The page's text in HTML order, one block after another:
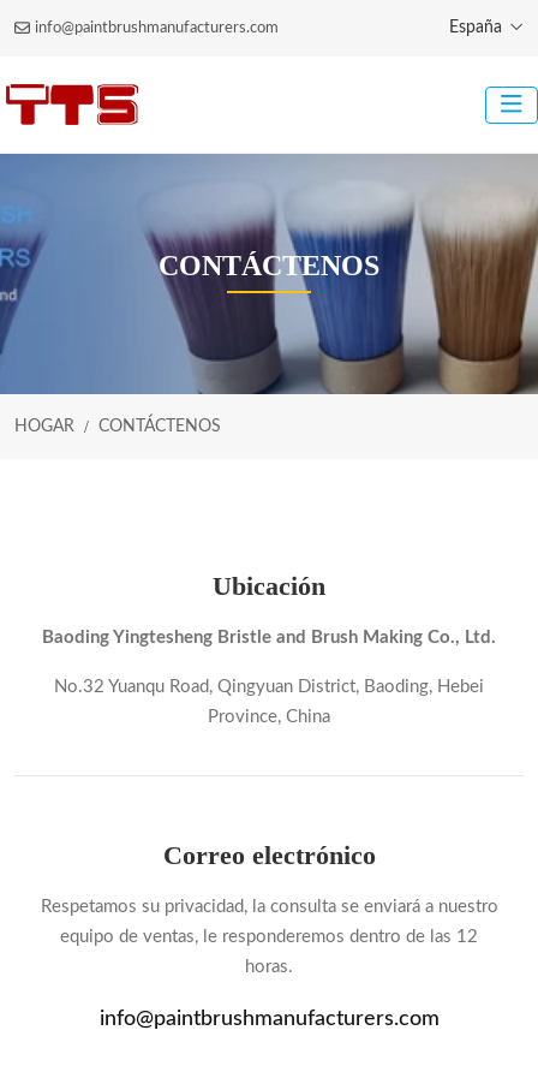
info@paintbrushmanufacturers.com España
CONTÁCTENOS
HOGAR CONTÁCTENOS
Ubicación
Baoding Yingtesheng Bristle and Brush Making Co., Ltd.
No.32 Yuanqu Road, Qingyuan District, Baoding, Hebei
Province, China
Correo electrónico
Respetamos su privacidad, la consulta se enviará a nuestro
equipo de ventas, le responderemos dentro de las 12
horas.
info@paintbrushmanufacturers.com